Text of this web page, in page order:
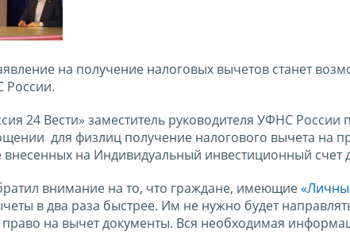
на получение налоговых вычетов станет
России.
24 Вести» заместитель руководителя УФНС России
для физлиц получение налогового вычета на
внесенных на Индивидуальный инвестиционный счет
внимание на то, что граждане, имеющие
в два раза быстрее. Им не нужно будет
на вычет документы. Вся необходимая